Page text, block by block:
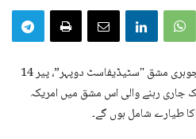
برسلز، بیلجیئم – نیٹو اپنی سالانہ جوہری مشق "سٹیڈیفاسٹ دوپہر”، پیر 14
جاری رہنے والی اس مشق میں امریکہ